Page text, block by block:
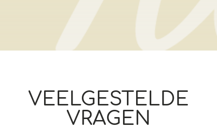
VEELGESTELDE
VRAGEN